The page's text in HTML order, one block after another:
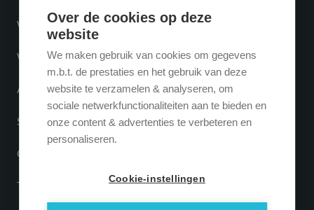
Over de cookies op deze
website
We maken gebruik van cookies om gegevens
m.b.t. de prestaties en het gebruik van deze
website te verzamelen & analyseren, om
sociale netwerkfunctionaliteiten aan te bieden en
onze content & advertenties te verbeteren en
personaliseren.
Cookie-instellingen
Webshop laten maken
Webapplicatie laten maken
App laten maken
SaaS oplossingen
Online marketing
Tribe CRM API-koppeling